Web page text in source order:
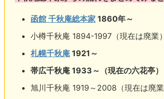
函館 千秋庵総本家 1860年～
小樽千秋庵 1894-1997（現在は廃業）
札幌千秋庵 1921～
帯広千秋庵 1933～（現在の六花亭）
旭川千秋庵 1919～2008（現在は廃業